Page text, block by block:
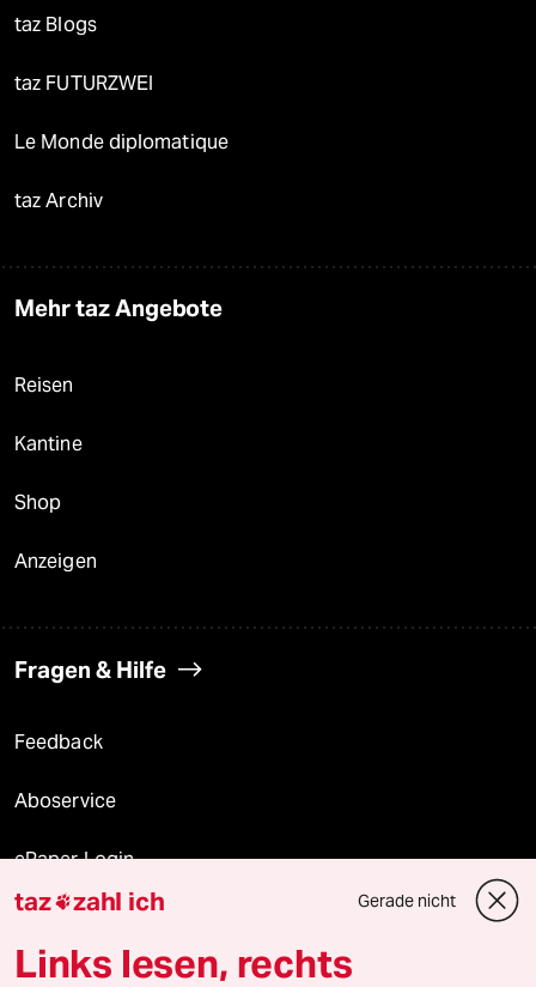
taz Blogs
taz FUTURZWEI
Le Monde diplomatique
taz Archiv
Mehr taz Angebote
Reisen
Kantine
Shop
Anzeigen
Fragen & Hilfe
Feedback
Aboservice
ePaper Login
Downloads für Abonnierende
taz zahl ich Gerade nicht
Links lesen, rechts